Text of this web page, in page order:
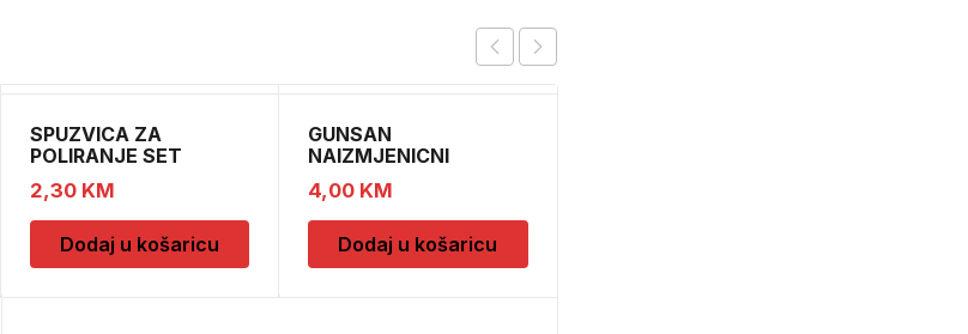
SPUZVICA ZA
POLIRANJE SET
2,30 KM
Dodaj u košaricu
GUNSAN
NAIZMJENICNI
PREKIDAC BEZ OKVIRA
4,00 KM
Dodaj u košaricu